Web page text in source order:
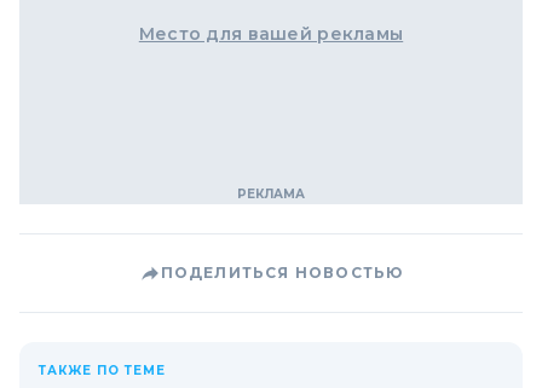
Место для вашей рекламы
ПОДЕЛИТЬСЯ НОВОСТЬЮ
ТАКЖЕ ПО ТЕМЕ